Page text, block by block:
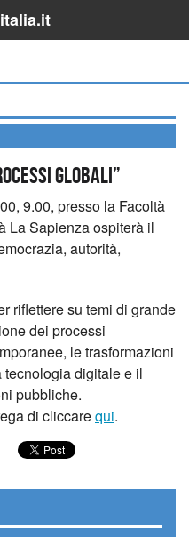
globali”
9.00, presso la Facoltà
La Sapienza ospiterà il
autorità,
riflettere su temi di grande
dei processi
le trasformazioni
digitale e il
pubbliche.
di cliccarequi.